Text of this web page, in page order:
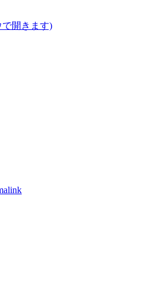
で開きます)